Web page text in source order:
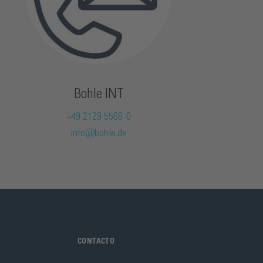
Bohle INT
+49 2129 5568-0
info@bohle.de
CONTACTO